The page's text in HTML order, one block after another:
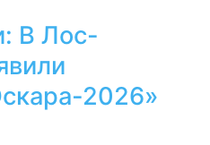
В Лос-
2026»